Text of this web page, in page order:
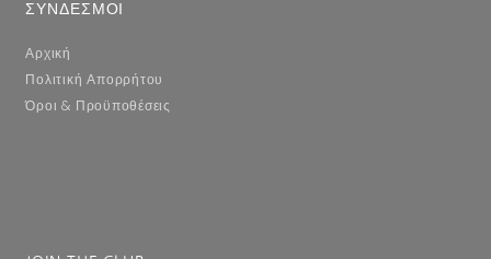
ΣΥΝΔΕΣΜΟΙ
Αρχική
Πολιτική Απορρήτου
Όροι & Προϋποθέσεις